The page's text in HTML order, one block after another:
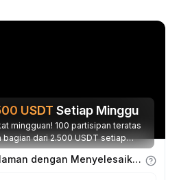
USDT Setiap Minggu
mingguan! 100 partisipan teratas
bagian dari 2.500 USDT setiap
minggunya.
Dapatkan Poin Pengalaman dengan Menyelesaikan Tugas